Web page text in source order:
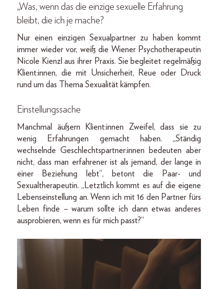
„Was, wenn das die einzige sexuelle Erfahrung
bleibt, die ich je mache?
Nur einen einzigen Sexualpartner zu haben kommt
immer wieder vor, weiß die Wiener Psychotherapeutin
Nicole Kienzl aus ihrer Praxis. Sie begleitet regelmäßig
Klient:innen, die mit Unsicherheit, Reue oder Druck
rund um das Thema Sexualität kämpfen.
Einstellungssache
Manchmal äußern Klient:innen Zweifel, dass sie zu
wenig Erfahrungen gemacht haben. „Ständig
wechselnde Geschlechtspartner:innen bedeuten aber
nicht, dass man erfahrener ist als jemand, der lange in
einer Beziehung lebt“, betont die Paar- und
Sexualtherapeutin. „Letztlich kommt es auf die eigene
Lebenseinstellung an. Wenn ich mit 16 den Partner fürs
Leben finde – warum sollte ich dann etwas anderes
ausprobieren, wenn es für mich passt?“